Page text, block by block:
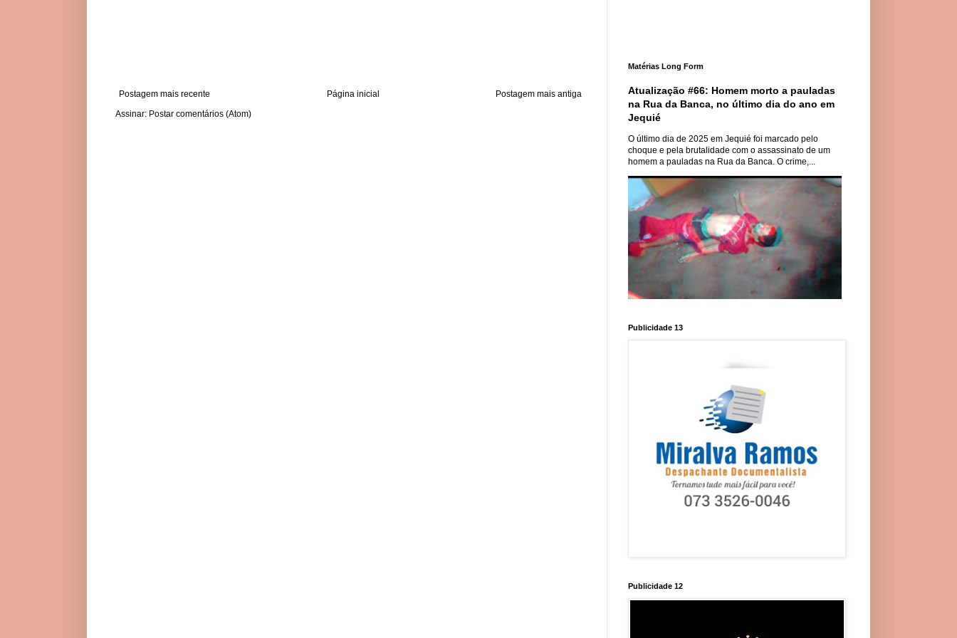
Postagem mais recente Postagem mais antiga
Página inicial
Assinar: Postar comentários (Atom)
Matérias Long Form
Atualização #66: Homem morto a pauladas
na Rua da Banca, no último dia do ano em
Jequié
O último dia de 2025 em Jequié foi marcado pelo
choque e pela brutalidade com o assassinato de um
homem a pauladas na Rua da Banca. O crime,...
Publicidade 13
Publicidade 12